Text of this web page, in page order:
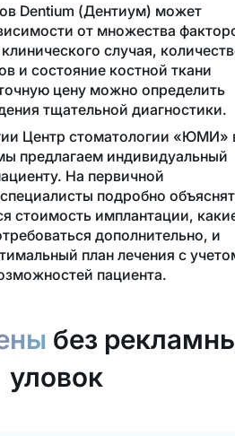
Dentium (Дентиум) может
от множества
случая,
и состояние костной ткани
цену можно определить
тщательной диагностики.
Центр стоматологии «ЮМИ»
предлагаем индивидуальный
На первичной
подробно
стоимость имплантации,
дополнительно, и
план лечения с
пациента.
без
уловок